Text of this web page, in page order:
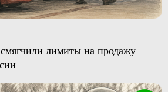
лимиты на продажу